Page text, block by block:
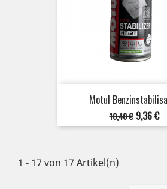
Motul
Verkaufspreis
10,40 € Preis
9,36 €
1 - 17 von 17 Artikel(n)